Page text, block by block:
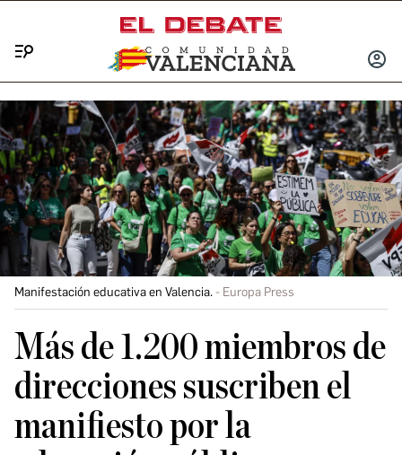
INICIAR
Manifestación educativa en Valencia. Europa Press
Más de 1.200 miembros de
direcciones suscriben el
manifiesto por la